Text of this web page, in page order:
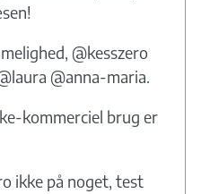
@kesszero
@anna-maria.
kommerciel brug er
ikke på noget, test